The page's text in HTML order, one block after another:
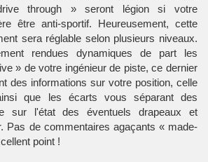
through » seront légion si votre
être anti-sportif. Heureusement, cette
sera réglable selon plusieurs niveaux.
rendues dynamiques de part les
» de votre ingénieur de piste, ce dernier
des informations sur votre position, celle
que les écarts vous séparant des
sur l'état des éventuels drapeaux et
Pas de commentaires agaçants « made-
point !